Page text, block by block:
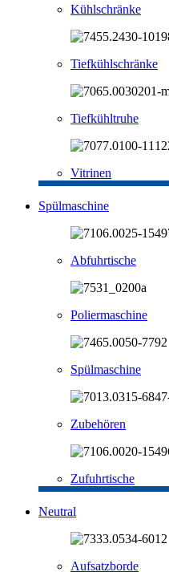
Kühlschränke
Tiefkühlschränke
Tiefkühltruhe
Vitrinen
Spülmaschine
Abfuhrtische
Poliermaschine
Spülmaschine
Zubehören
Zufuhrtische
Neutral
Aufsatzborde